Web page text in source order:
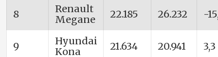
8
Renault
Megane
22.185 26.232 -
9
Hyundai
Kona
21.634 20.941